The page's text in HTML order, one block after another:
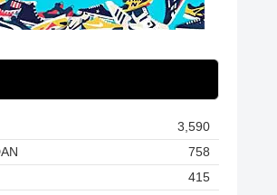
3,590
758
415